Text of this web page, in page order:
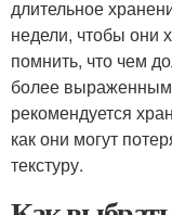
длительное
недели, чтобы они
помнить, что чем
более выраженным
рекомендуется
как они могут
текстуру.